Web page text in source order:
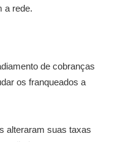
a rede.
de cobranças
os franqueados a
alteraram suas taxas